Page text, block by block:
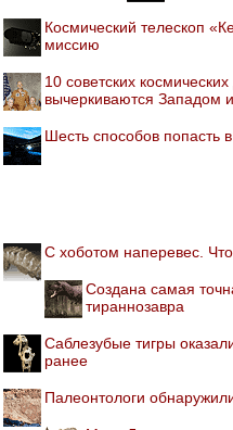
Космический телескоп
миссию
10 советских
вычеркиваются Западом
Шесть способов попасть
С хоботом наперевес.
Создана самая
тираннозавра
Саблезубые тигры
ранее
Палеонтологи